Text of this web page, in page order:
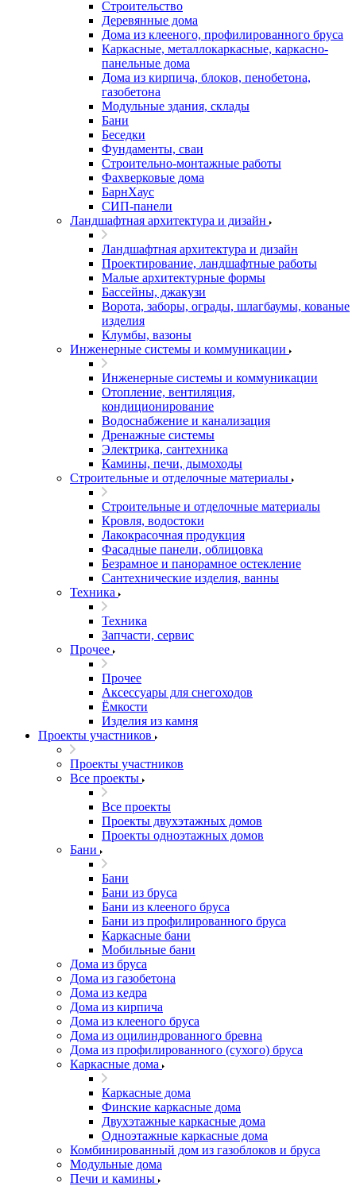
Строительство
Деревянные дома
Дома из клееного, профилированного бруса
Каркасные, металлокаркасные, каркасно-
панельные дома
Дома из кирпича, блоков, пенобетона,
газобетона
Модульные здания, склады
Бани
Беседки
Фундаменты, сваи
Строительно-монтажные работы
Фахверковые дома
БарнХаус
СИП-панели
Ландшафтная архитектура и дизайн
Ландшафтная архитектура и дизайн
Проектирование, ландшафтные работы
Малые архитектурные формы
Бассейны, джакузи
Ворота, заборы, ограды, шлагбаумы, кованые
изделия
Клумбы, вазоны
Инженерные системы и коммуникации
Инженерные системы и коммуникации
Отопление, вентиляция,
кондиционирование
Водоснабжение и канализация
Дренажные системы
Электрика, сантехника
Камины, печи, дымоходы
Строительные и отделочные материалы
Строительные и отделочные материалы
Кровля, водостоки
Лакокрасочная продукция
Фасадные панели, облицовка
Безрамное и панорамное остекление
Сантехнические изделия, ванны
Техника
Техника
Запчасти, сервис
Прочее
Прочее
Аксессуары для снегоходов
Ёмкости
Изделия из камня
Проекты участников
Проекты участников
Все проекты
Все проекты
Проекты двухэтажных домов
Проекты одноэтажных домов
Бани
Бани
Бани из бруса
Бани из клееного бруса
Бани из профилированного бруса
Каркасные бани
Мобильные бани
Дома из бруса
Дома из газобетона
Дома из кедра
Дома из кирпича
Дома из клееного бруса
Дома из оцилиндрованного бревна
Дома из профилированного (сухого) бруса
Каркасные дома
Каркасные дома
Финские каркасные дома
Двухэтажные каркасные дома
Одноэтажные каркасные дома
Комбинированный дом из газоблоков и бруса
Модульные дома
Печи и камины